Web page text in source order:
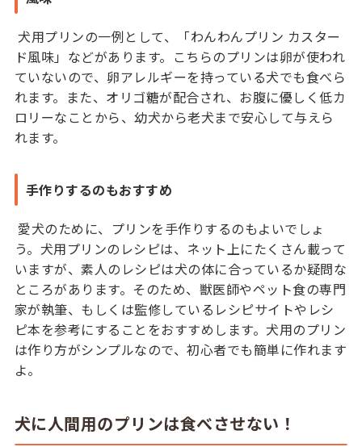
犬用プリンの一例として、「わんわんプリン カスター
ド風味」などがあります。こちらのプリンは卵が使われ
ていないので、卵アレルギーを持っている犬でも食べら
れます。また、オリゴ糖が配合され、お腹に優しく低カ
ロリーなことから、幼犬から老犬まで安心して与えら
れます。
手作りするのもおすすめ
愛犬のために、プリンを手作りするのもよいでしょ
う。犬用プリンのレシピは、ネット上にたくさん載って
いますが、素人のレシピは犬の体に合っているか疑問な
ところがあります。そのため、獣医師やペット食の専門
家が執筆、もしくは監修しているレシピサイトやレシ
ピ本を参考にすることをおすすめします。犬用のプリン
は作り方がシンプルなので、初心者でも簡単に作れます
よ。
犬に人間用のプリンは食べさせない！